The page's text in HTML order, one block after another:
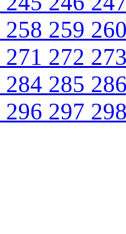
258 259
271 272
284 285
296 297